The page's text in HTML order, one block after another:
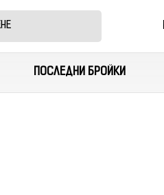
ПОСЛЕДНИ БРОЙКИ